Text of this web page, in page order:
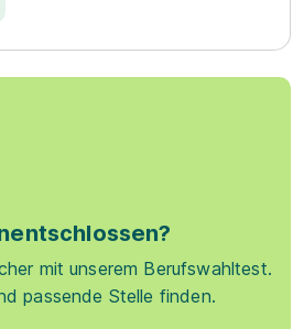
mit unserem Berufswahltest.
passende Stelle finden.